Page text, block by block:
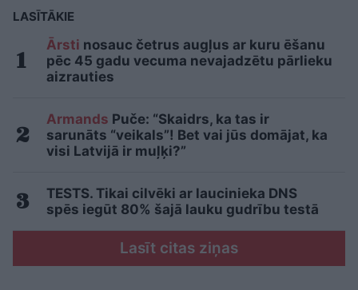
LASĪTĀKIE
Ārsti nosauc četrus augļus ar kuru ēšanu
pēc 45 gadu vecuma nevajadzētu pārlieku
aizrauties
Armands Puče: “Skaidrs, ka tas ir
sarunāts “veikals”! Bet vai jūs domājat, ka
visi Latvijā ir muļķi?”
TESTS. Tikai cilvēki ar laucinieka DNS
spēs iegūt 80% šajā lauku gudrību testā
Lasīt citas ziņas